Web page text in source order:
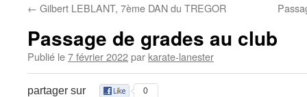
← Gilbert LEBLANT, 7ème DAN du TREGOR
Passage de grades au club
Publié le7 février 2022par karate-lanester
partager sur 0